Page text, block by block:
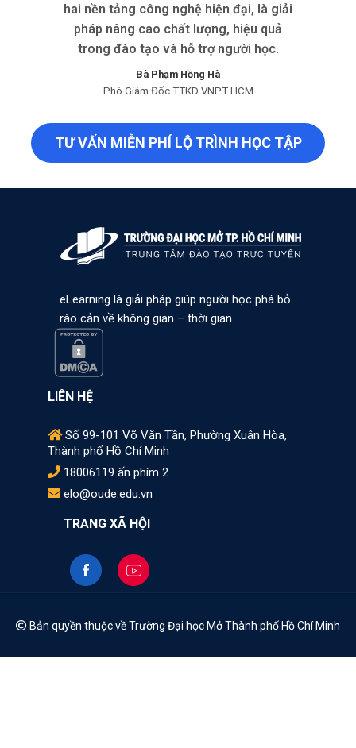
hai nền tảng công nghệ hiện đại, là giải
pháp nâng cao chất lượng, hiệu quả
trong đào tạo và hỗ trợ người học.
Bà Phạm Hồng Hà
Phó Giám Đốc TTKD VNPT HCM
TƯ VẤN MIỄN PHÍ LỘ TRÌNH HỌC TẬP
eLearning là giải pháp giúp người học phá bỏ
rào cản về không gian – thời gian.
LIÊN HỆ
Số 99-101 Võ Văn Tần, Phường Xuân Hòa,
Thành phố Hồ Chí Minh
18006119 ấn phím 2
elo@oude.edu.vn
TRANG XÃ HỘI
Bản quyền thuộc về Trường Đại học Mở Thành phố Hồ Chí Minh